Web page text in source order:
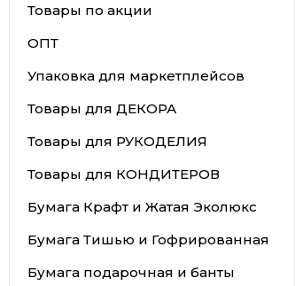
Товары по акции
ОПТ
Упаковка для маркетплейсов
Товары для ДЕКОРА
Товары для РУКОДЕЛИЯ
Товары для КОНДИТЕРОВ
Бумага Крафт и Жатая Эколюкс
Бумага Тишью и Гофрированная
Бумага подарочная и банты